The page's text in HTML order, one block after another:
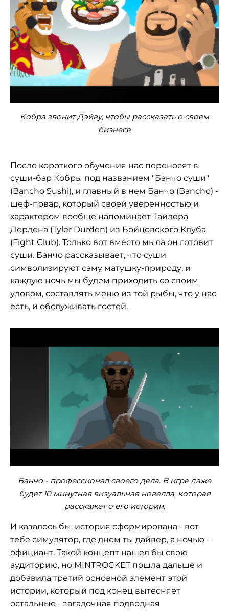
Кобра звонит Дэйву, чтобы рассказать о своем
бизнесе
После короткого обучения нас переносят в
суши-бар Кобры под названием "Банчо суши"
(Bancho Sushi), и главный в нем Банчо (Bancho) -
шеф-повар, который своей уверенностью и
характером вообще напоминает Тайлера
Дердена (Tyler Durden) из Бойцовского Клуба
(Fight Club). Только вот вместо мыла он готовит
суши. Банчо рассказывает, что суши
символизируют саму матушку-природу, и
каждую ночь мы будем приходить со своим
уловом, составлять меню из той рыбы, что у нас
есть, и обслуживать гостей.
Банчо - профессионал своего дела. В игре даже
будет 10 минутная визуальная новелла, которая
расскажет о его истории.
И казалось бы, история сформирована - вот
тебе симулятор, где днем ты дайвер, а ночью -
официант. Такой концепт нашел бы свою
аудиторию, но MINTROCKET пошла дальше и
добавила третий основной элемент этой
истории, который под конец вытесняет
остальные - загадочная подводная